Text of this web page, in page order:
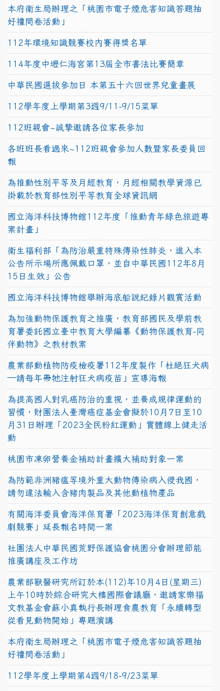
本府衛生局辦理之「桃園市電子煙危害知識答題抽
好禮問卷活動」
112年環境知識競賽校內賽得獎名單
114年度中壢仁海宮第13屆全市書法比賽簡章
中華民國選拔參加日 本第五十六回世界兒童畫展
112學年度上學期第3週9/11-9/15菜單
112班親會~誠摯邀請各位家長參加
各班班長看過來~112班親會參加人數暨家長委員回
報
為推動性別平等及月經教育，月經相關教學資源已
掛載於教育部性別平等教育全球資訊網
國立海洋科技博物館112年度「推動青年綠色旅遊專
案計畫」
衛生福利部「為防治嚴重特殊傳染性肺炎，進入本
公告所示場所應佩戴口罩，並自中華民國112年8月
15日生效」公告
國立海洋科技博物館舉辦海底船說紀錄片觀賞活動
為加強動物保護教育之推廣，教育部國民及學前教
育署委託國立臺中教育大學編纂《動物保護教育-同
伴動物》之教材教案
農業部動植物防疫檢疫署112年度製作「杜絕狂犬病
—請每年帶牠注射狂犬病疫苗」宣導海報
為提高國人對乳癌防治的重視，並養成規律運動的
習慣，財團法人臺灣癌症基金會擬於10月7日至10
月31日辦理「2023全民粉紅運動」實體線上健走活
動
桃園市凍卵營養金補助計畫擴大補助對象一案
為防範非洲豬瘟等境外重大動物傳染病入侵我國，
請勿違法輸入含豬肉製品及其他動植物產品
有關海洋委員會海洋保育署「2023海洋保育創意戲
劇競賽」延長報名時間一案
社團法人中華民國荒野保護協會桃園分會辦理節能
推廣講座及工作坊
農業部獸醫研究所訂於本(112)年10月4日(星期三)
上午10時於綜合研究大樓國際會議廳，邀請家樂福
文教基金會蘇小真執行長辦理食農教育「永續轉型
從看見動物開始」專題演講
本府衛生局辦理之「桃園市電子煙危害知識答題抽
好禮問卷活動」
112學年度上學期第4週9/18-9/23菜單